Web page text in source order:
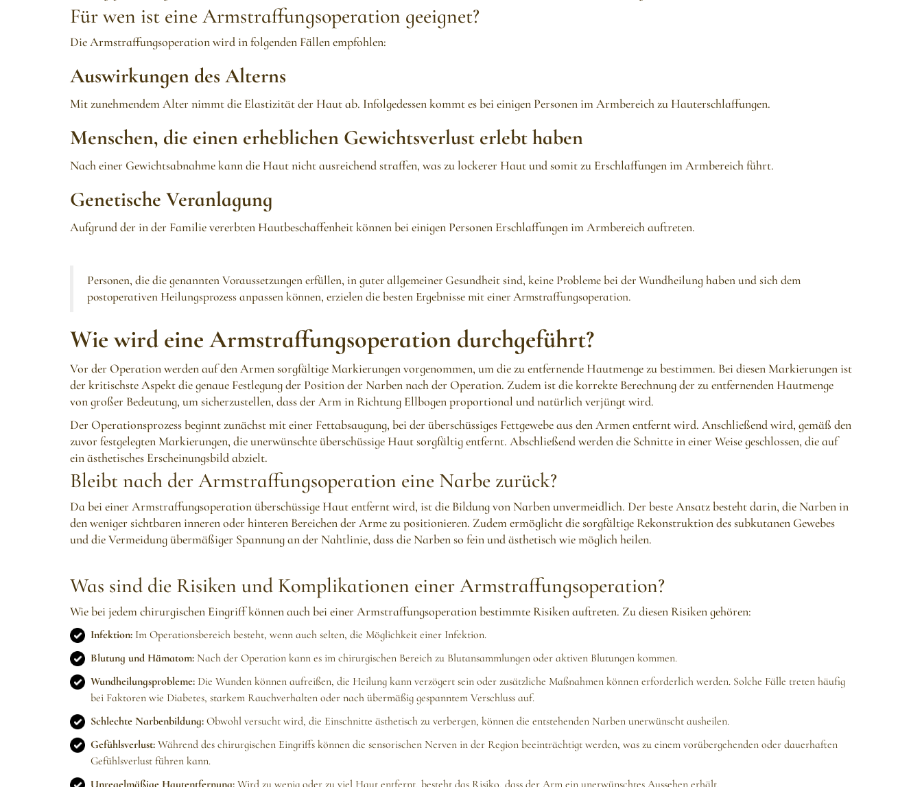
Für wen ist eine Armstraffungsoperation geeignet?
Die Armstraffungsoperation wird in folgenden Fällen empfohlen:
Auswirkungen des Alterns
Mit zunehmendem Alter nimmt die Elastizität der Haut ab. Infolgedessen kommt es bei einigen Personen im Armbereich zu Hauterschlaffungen.
Menschen, die einen erheblichen Gewichtsverlust erlebt haben
Nach einer Gewichtsabnahme kann die Haut nicht ausreichend straffen, was zu lockerer Haut und somit zu Erschlaffungen im Armbereich führt.
Genetische Veranlagung
Aufgrund der in der Familie vererbten Hautbeschaffenheit können bei einigen Personen Erschlaffungen im Armbereich auftreten.
Personen, die die genannten Voraussetzungen erfüllen, in guter allgemeiner Gesundheit sind, keine Probleme bei der Wundheilung haben und sich dem
postoperativen Heilungsprozess anpassen können, erzielen die besten Ergebnisse mit einer Armstraffungsoperation.
Wie wird eine Armstraffungsoperation durchgeführt?
Vor der Operation werden auf den Armen sorgfältige Markierungen vorgenommen, um die zu entfernende Hautmenge zu bestimmen. Bei diesen Markierungen ist
der kritischste Aspekt die genaue Festlegung der Position der Narben nach der Operation. Zudem ist die korrekte Berechnung der zu entfernenden Hautmenge
von großer Bedeutung, um sicherzustellen, dass der Arm in Richtung Ellbogen proportional und natürlich verjüngt wird.
Der Operationsprozess beginnt zunächst mit einer Fettabsaugung, bei der überschüssiges Fettgewebe aus den Armen entfernt wird. Anschließend wird, gemäß den
zuvor festgelegten Markierungen, die unerwünschte überschüssige Haut sorgfältig entfernt. Abschließend werden die Schnitte in einer Weise geschlossen, die auf
ein ästhetisches Erscheinungsbild abzielt.
Bleibt nach der Armstraffungsoperation eine Narbe zurück?
Da bei einer Armstraffungsoperation überschüssige Haut entfernt wird, ist die Bildung von Narben unvermeidlich. Der beste Ansatz besteht darin, die Narben in
den weniger sichtbaren inneren oder hinteren Bereichen der Arme zu positionieren. Zudem ermöglicht die sorgfältige Rekonstruktion des subkutanen Gewebes
und die Vermeidung übermäßiger Spannung an der Nahtlinie, dass die Narben so fein und ästhetisch wie möglich heilen.
Was sind die Risiken und Komplikationen einer Armstraffungsoperation?
Wie bei jedem chirurgischen Eingriff können auch bei einer Armstraffungsoperation bestimmte Risiken auftreten. Zu diesen Risiken gehören:
Infektion: Im Operationsbereich besteht, wenn auch selten, die Möglichkeit einer Infektion.
Blutung und Hämatom: Nach der Operation kann es im chirurgischen Bereich zu Blutansammlungen oder aktiven Blutungen kommen.
Wundheilungsprobleme: Die Wunden können aufreißen, die Heilung kann verzögert sein oder zusätzliche Maßnahmen können erforderlich werden. Solche Fälle treten häufig
bei Faktoren wie Diabetes, starkem Rauchverhalten oder nach übermäßig gespanntem Verschluss auf.
Schlechte Narbenbildung: Obwohl versucht wird, die Einschnitte ästhetisch zu verbergen, können die entstehenden Narben unerwünscht ausheilen.
Gefühlsverlust: Während des chirurgischen Eingriffs können die sensorischen Nerven in der Region beeinträchtigt werden, was zu einem vorübergehenden oder dauerhaften
Gefühlsverlust führen kann.
Unregelmäßige Hautentfernung: Wird zu wenig oder zu viel Haut entfernt, besteht das Risiko, dass der Arm ein unerwünschtes Aussehen erhält.